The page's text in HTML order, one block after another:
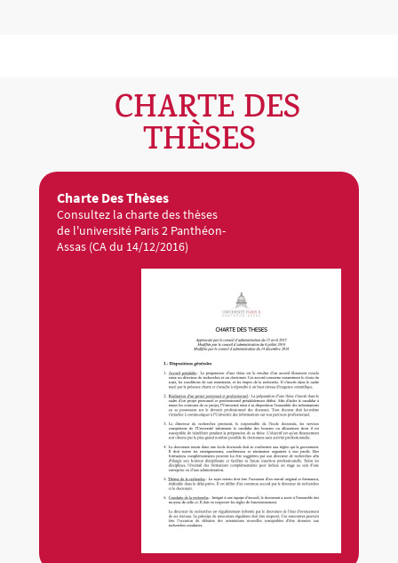
CHARTE DES
THÈSES
Charte Des Thèses
Consultez la charte des thèses
de l'université Paris 2 Panthéon-
Assas (CA du 14/12/2016)